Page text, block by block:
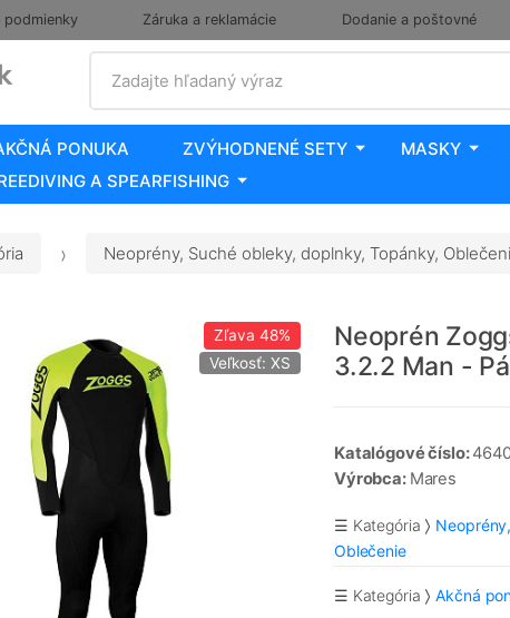
podmienky Záruka a reklamácie Dodanie a poštovné
Zadajte hľadaný výraz
PONUKA ZVÝHODNENÉ SETY MASKY
A SPEARFISHING
Neoprény, Suché obleky, doplnky, Topánky,
Zľava 48%
Veľkosť: XS
Neoprén
3.2.2 Man -
Katalógové číslo:
Výrobca: Mares
☰ Kategória
Oblečenie
☰ Kategória Akčná